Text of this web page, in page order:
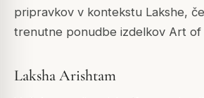
pripravkov v kontekstu Lakshe,
trenutne ponudbe izdelkov Art of
Laksha Arishtam